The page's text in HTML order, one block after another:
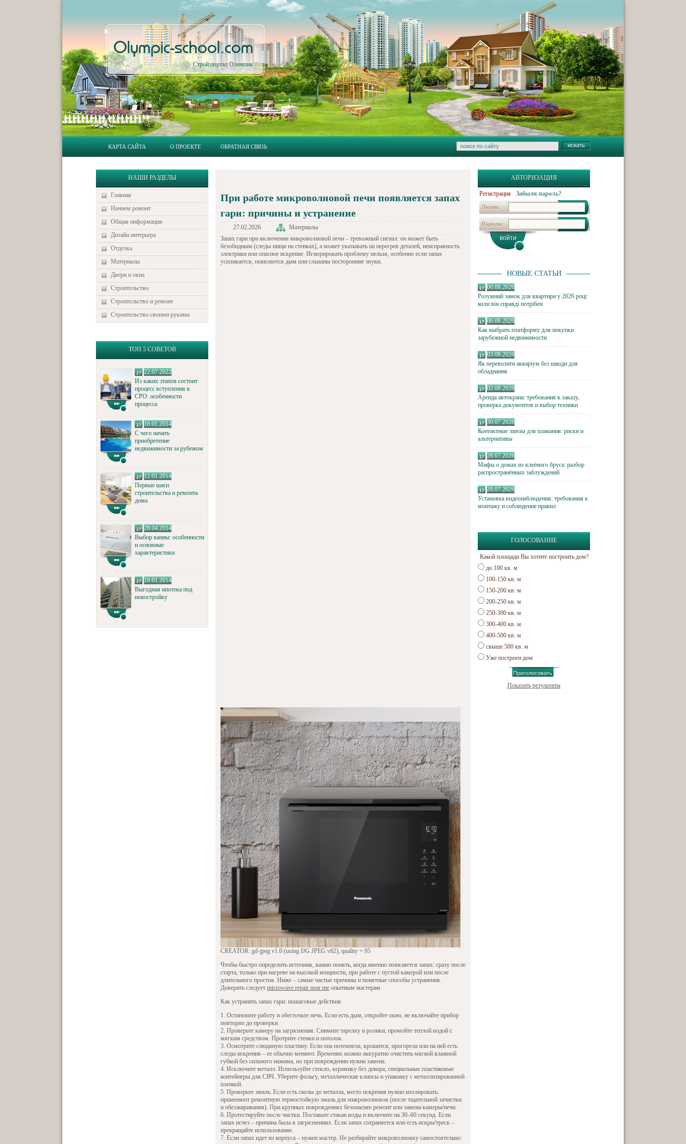
Olympic-school.com
Строй портал Олимпик
КАРТА САЙТА О ПРОЕКТЕ ОБРАТНАЯ СВЯЗЬ
НАШИ РАЗДЕЛЫ
Главная
Начнем ремонт
Общая информация
Дизайн интерьера
Отделка
Материалы
Двери и окна
Строительство
Строительство и ремонт
Строительство своими руками
ТОП 5 СОВЕТОВ
22.07.2022
Из каких этапов состоит
процесс вступления в
СРО: особенности
процесса
16.01.2014
С чего начать
приобретение
недвижимости за рубежом
12.01.2014
Первые шаги
строительства и ремонта
дома
28.04.2014
Выбор ванны: особенности
и основные
характеристики
18.01.2014
Выгодная ипотека под
новостройку
АВТОРИЗАЦИЯ
Регистрация Забыли пароль?
Логин:
Пароль:
НОВЫЕ СТАТЬИ
06.08.2026
Розумний замок для квартири у 2026 році:
коли він справді потрібен
06.08.2026
Как выбрать платформу для покупки
зарубежной недвижимости
03.08.2026
Як перевозити акваріум без шкоди для
обладнання
02.08.2026
Аренда автокрана: требования к заказу,
проверка документов и выбор техники
30.07.2026
Контактные линзы для плавания: риски и
альтернативы
28.07.2026
Мифы о домах из клеёного бруса: разбор
распространённых заблуждений
28.07.2026
Установка видеонаблюдения: требования к
монтажу и соблюдение правил
ГОЛОСОВАНИЕ
Какой площади Вы хотите построить дом?
до 100 кв. м
100-150 кв. м
150-200 кв. м
200-250 кв. м
250-300 кв. м
300-400 кв. м
400-500 кв. м
свыше 500 кв. м
Уже построен дом
Показать результаты
При работе микроволновой печи появляется запах
гари: причины и устранение
27.02.2026
Материалы
Запах гари при включении микроволновой печи – тревожный сигнал: он может быть
безобидным (следы пищи на стенках), а может указывать на перегрев деталей, неисправность
электрики или опасное искрение. Игнорировать проблему нельзя, особенно если запах
усиливается, появляется дым или слышны посторонние звуки.
CREATOR: gd-jpeg v1.0 (using IJG JPEG v62), quality = 95
Чтобы быстро определить источник, важно понять, когда именно появляется запах: сразу после
старта, только при нагреве на высокой мощности, при работе с пустой камерой или после
длительного простоя. Ниже – самые частые причины и понятные способы устранения.
Доверить следует microwave repair near me опытным мастерам.
Как устранить запах гари: пошаговые действия
Остановите работу и обесточьте печь. Если есть дым, откройте окно, не включайте прибор
повторно до проверки.
Проверьте камеру на загрязнения. Снимите тарелку и ролики, промойте теплой водой с
мягким средством. Протрите стенки и потолок.
Осмотрите слюдяную пластину. Если она потемнела, крошится, прогорела или на ней есть
следы искрения – ее обычно меняют. Временно можно аккуратно очистить мягкой влажной
губкой без сильного нажима, но при повреждении нужна замена.
Исключите металл. Используйте стекло, керамику без декора, специальные пластиковые
контейнеры для СВЧ. Уберите фольгу, металлические клипсы и упаковку с металлизированной
пленкой.
Проверьте эмаль. Если есть сколы до металла, место искрения нужно изолировать:
применяют ремонтную термостойкую эмаль для микроволновок (после тщательной зачистки
и обезжиривания). При крупных повреждениях безопаснее ремонт или замена камеры/печи.
Протестируйте после чистки. Поставьте стакан воды и включите на 30–60 секунд. Если
запах исчез – причина была в загрязнениях. Если запах сохраняется или есть искры/треск –
прекращайте использование.
Если запах идет из корпуса – нужен мастер. Не разбирайте микроволновку самостоятельно: